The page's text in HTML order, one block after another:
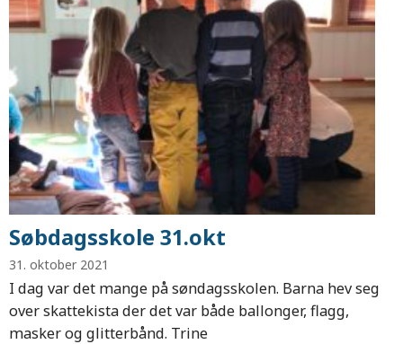
Søbdagsskole 31.okt
31. oktober 2021
I dag var det mange på søndagsskolen. Barna hev seg
over skattekista der det var både ballonger, flagg,
masker og glitterbånd. Trine